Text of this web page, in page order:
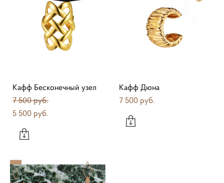
Кафф Бесконечный узел
7 500 pуб.
5 500 pуб.
Кафф Дюна
7 500 pуб.